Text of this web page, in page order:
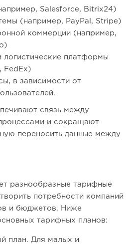
Salesforce, Bitrix24)
(например, PayPal, Stripe)
коммерции (например,
логистические платформы
FedEx)
в зависимости от
связь между
и сокращают
переносить данные между
разнообразные тарифные
потребности компаний
и бюджетов. Ниже
тарифных планов:
план. Для малых и